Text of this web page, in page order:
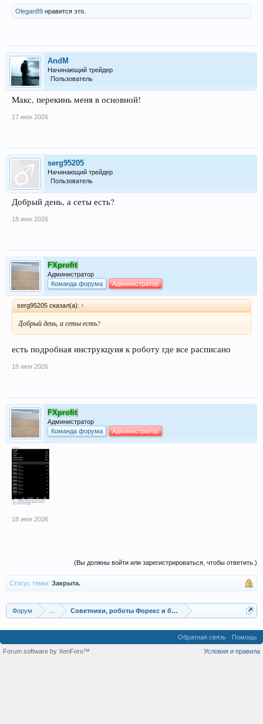
Olegan89 нравится это.
AndM
Начинающий трейдер
Пользователь
Макс, перекинь меня в основной!
17 июн 2026
serg95205
Начинающий трейдер
Пользователь
Добрый день, а сеты есть?
18 июн 2026
FXprofit
Администратор
Команда форума
Администратор
serg95205 сказал(а): ↑
Добрый день, а сеты есть?
есть подробная инструкцуия к роботу где все расписано
18 июн 2026
FXprofit
Администратор
Команда форума
Администратор
18 июн 2026
(Вы должны войти или зарегистрироваться, чтобы ответить.)
Статус темы: Закрыта.
Форум Советники, роботы Форекс и бинарных опционов
Обратная связь
Помощь
Условия и правила
Forum software by XenForo™